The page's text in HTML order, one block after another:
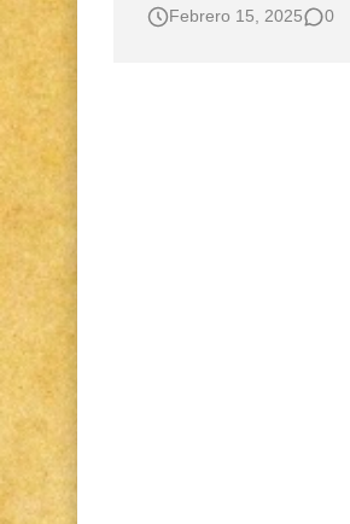
Febrero 15, 2025 0